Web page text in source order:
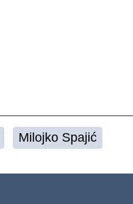
Milojko Spajić